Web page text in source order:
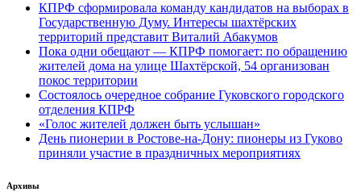
КПРФ сформировала команду кандидатов на выборах в
Государственную Думу. Интересы шахтёрских
территорий представит Виталий Абакумов
Пока одни обещают — КПРФ помогает: по обращению
жителей дома на улице Шахтёрской, 54 организован
покос территории
Состоялось очередное собрание Гуковского городского
отделения КПРФ
«Голос жителей должен быть услышан»
День пионерии в Ростове-на-Дону: пионеры из Гуково
приняли участие в праздничных мероприятиях
Архивы